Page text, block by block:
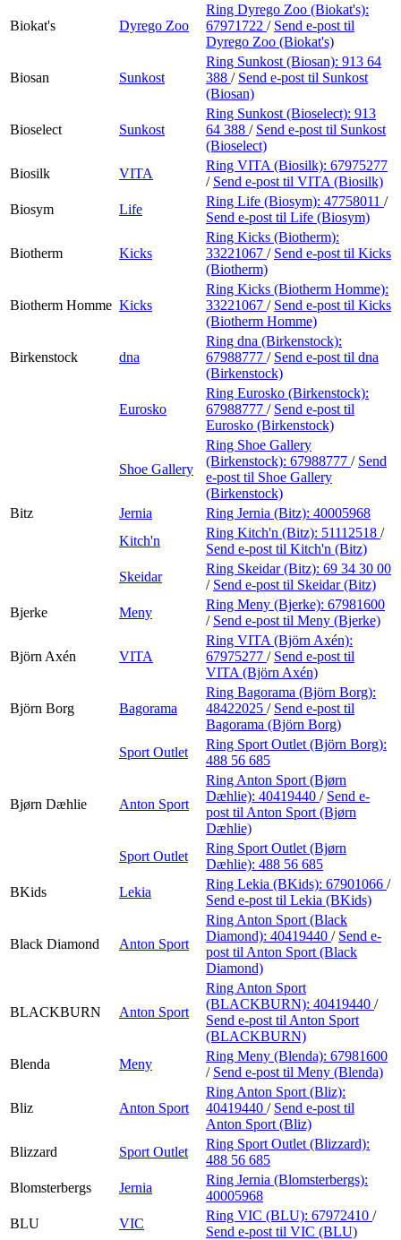
Biokat's Dyrego Zoo
Ring Dyrego Zoo (Biokat's):
67971722 / Send e-post til
Dyrego Zoo (Biokat's)
Biosan Sunkost
Ring Sunkost (Biosan): 913 64
388 / Send e-post til Sunkost
(Biosan)
Bioselect Sunkost
Ring Sunkost (Bioselect): 913
64 388 / Send e-post til Sunkost
(Bioselect)
Biosilk
VITA
Ring VITA (Biosilk): 67975277
/ Send e-post til VITA (Biosilk)
Biosym
Life
Ring Life (Biosym): 47758011 /
Send e-post til Life (Biosym)
Biotherm Kicks
Ring Kicks (Biotherm):
33221067 / Send e-post til Kicks
(Biotherm)
Biotherm Homme Kicks
Ring Kicks (Biotherm Homme):
33221067 / Send e-post til Kicks
(Biotherm Homme)
Birkenstock dna
Ring dna (Birkenstock):
67988777 / Send e-post til dna
(Birkenstock)
Eurosko
Ring Eurosko (Birkenstock):
67988777 / Send e-post til
Eurosko (Birkenstock)
Shoe Gallery
Ring Shoe Gallery
(Birkenstock): 67988777 / Send
e-post til Shoe Gallery
(Birkenstock)
Bitz
Jernia Ring Jernia (Bitz): 40005968
Kitch'n
Ring Kitch'n (Bitz): 51112518 /
Send e-post til Kitch'n (Bitz)
Skeidar
Ring Skeidar (Bitz): 69 34 30 00
/ Send e-post til Skeidar (Bitz)
Bjerke
Meny
Ring Meny (Bjerke): 67981600
/ Send e-post til Meny (Bjerke)
Björn Axén VITA
Ring VITA (Björn Axén):
67975277 / Send e-post til
VITA (Björn Axén)
Björn Borg Bagorama
Ring Bagorama (Björn Borg):
48422025 / Send e-post til
Bagorama (Björn Borg)
Sport Outlet
Ring Sport Outlet (Björn Borg):
488 56 685
Bjørn Dæhlie Anton Sport
Ring Anton Sport (Bjørn
Dæhlie): 40419440 / Send e-
post til Anton Sport (Bjørn
Dæhlie)
Sport Outlet
Ring Sport Outlet (Bjørn
Dæhlie): 488 56 685
BKids
Lekia
Ring Lekia (BKids): 67901066 /
Send e-post til Lekia (BKids)
Black Diamond Anton Sport
Ring Anton Sport (Black
Diamond): 40419440 / Send e-
post til Anton Sport (Black
Diamond)
BLACKBURN Anton Sport
Ring Anton Sport
(BLACKBURN): 40419440 /
Send e-post til Anton Sport
(BLACKBURN)
Blenda
Meny
Ring Meny (Blenda): 67981600
/ Send e-post til Meny (Blenda)
Bliz Anton Sport
Ring Anton Sport (Bliz):
40419440 / Send e-post til
Anton Sport (Bliz)
Blizzard
Sport Outlet
Ring Sport Outlet (Blizzard):
488 56 685
Blomsterbergs
Jernia
Ring Jernia (Blomsterbergs):
40005968
BLU
VIC
Ring VIC (BLU): 67972410 /
Send e-post til VIC (BLU)